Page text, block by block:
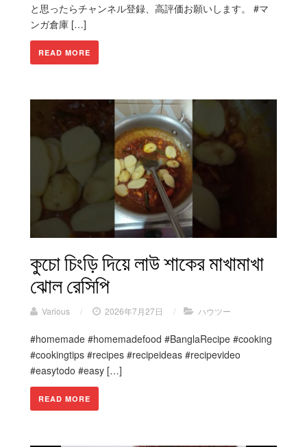
と思ったらチャンネル登録、高評価お願いします。 #マ
ンガ倉庫 […]
READ MORE
কুচো চিংড়ি দিয়ে লাউ শাকের মাখামাখা
ঝোল রেসিপি
Various / 2026年7月27日 / ハウツー
#homemade #homemadefood #BanglaRecipe #cooking
#cookingtips #recipes #recipeideas #recipevideo
#easytodo #easy […]
READ MORE